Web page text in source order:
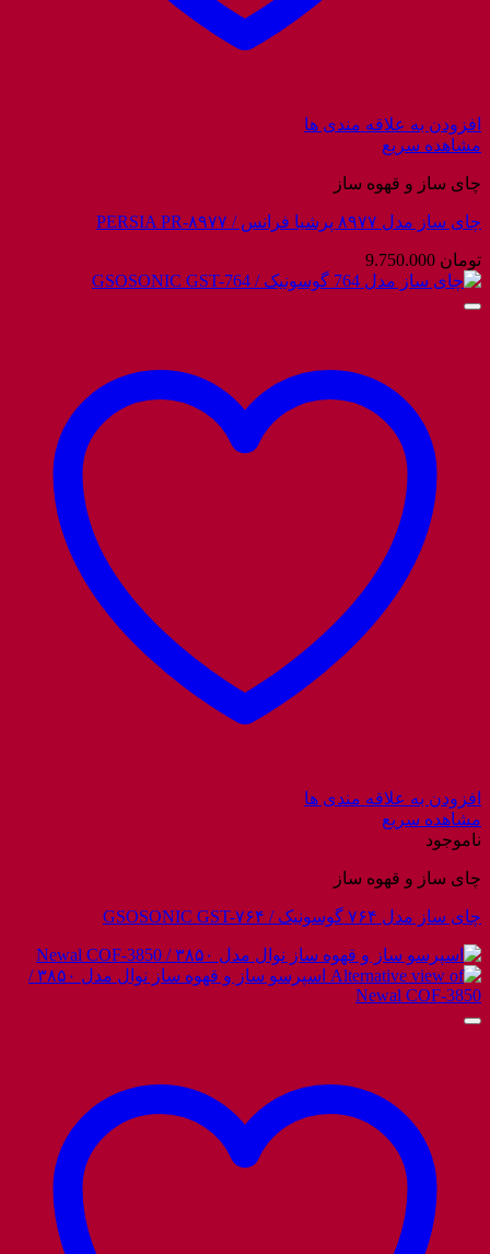
افزودن به علاقه مندی ها
مشاهده سریع
چای ساز و قهوه ساز
چای ساز مدل ۸۹۷۷ پرشیا فرانس / PERSIA PR-۸۹۷۷
تومان
افزودن به علاقه مندی ها
مشاهده سریع
ناموجود
چای ساز و قهوه ساز
چای ساز مدل ۷۶۴ گوسونیک / GSOSONIC GST-۷۶۴